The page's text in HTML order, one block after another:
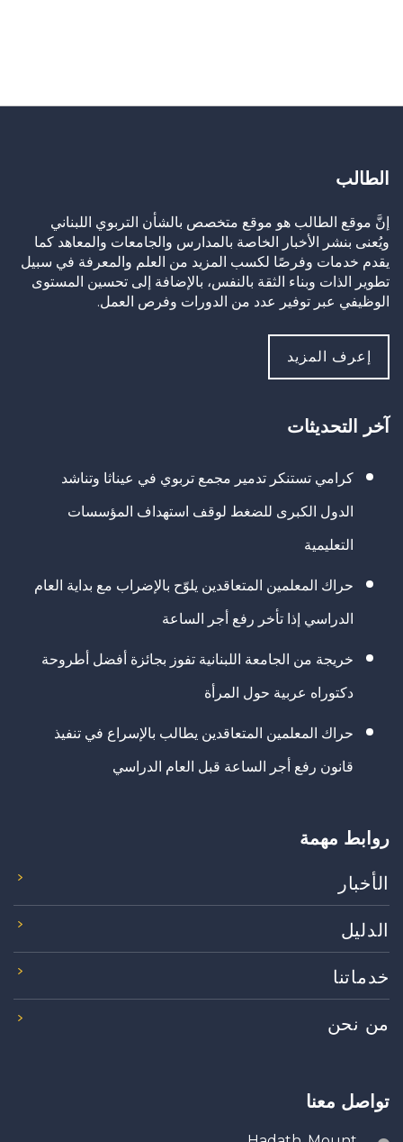
الطالب
إنَّ موقع الطالب هو موقع متخصص بالشأن التربوي اللبناني
ويُعنى بنشر الأخبار الخاصة بالمدارس والجامعات والمعاهد كما
يقدم خدمات وفرصًا لكسب المزيد من العلم والمعرفة في سبيل
تطوير الذات وبناء الثقة بالنفس، بالإضافة إلى تحسين المستوى
الوظيفي عبر توفير عدد من الدورات وفرص العمل.
إعرف المزيد
آخر التحديثات
كرامي تستنكر تدمير مجمع تربوي في عيناثا وتناشد
الدول الكبرى للضغط لوقف استهداف المؤسسات
التعليمية
حراك المعلمين المتعاقدين يلوّح بالإضراب مع بداية العام
الدراسي إذا تأخر رفع أجر الساعة
خريجة من الجامعة اللبنانية تفوز بجائزة أفضل أطروحة
دكتوراه عربية حول المرأة
حراك المعلمين المتعاقدين يطالب بالإسراع في تنفيذ
قانون رفع أجر الساعة قبل العام الدراسي
روابط مهمة
الأخبار
الدليل
خدماتنا
من نحن
تواصل معنا